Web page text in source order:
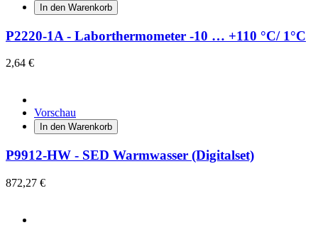
In den Warenkorb
P2220-1A - Laborthermometer -10 … +110 °C/ 1°C
2,64 €
Vorschau
In den Warenkorb
P9912-HW - SED Warmwasser (Digitalset)
872,27 €